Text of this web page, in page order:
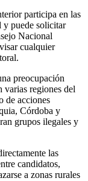
participa en las
y puede solicitar
Nacional
cualquier
preocupación
varias regiones del
de acciones
Córdoba y
grupos ilegales y
las
candidatos,
a zonas rurales